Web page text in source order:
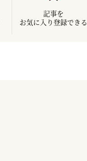
記事を
お気に入り登録できる